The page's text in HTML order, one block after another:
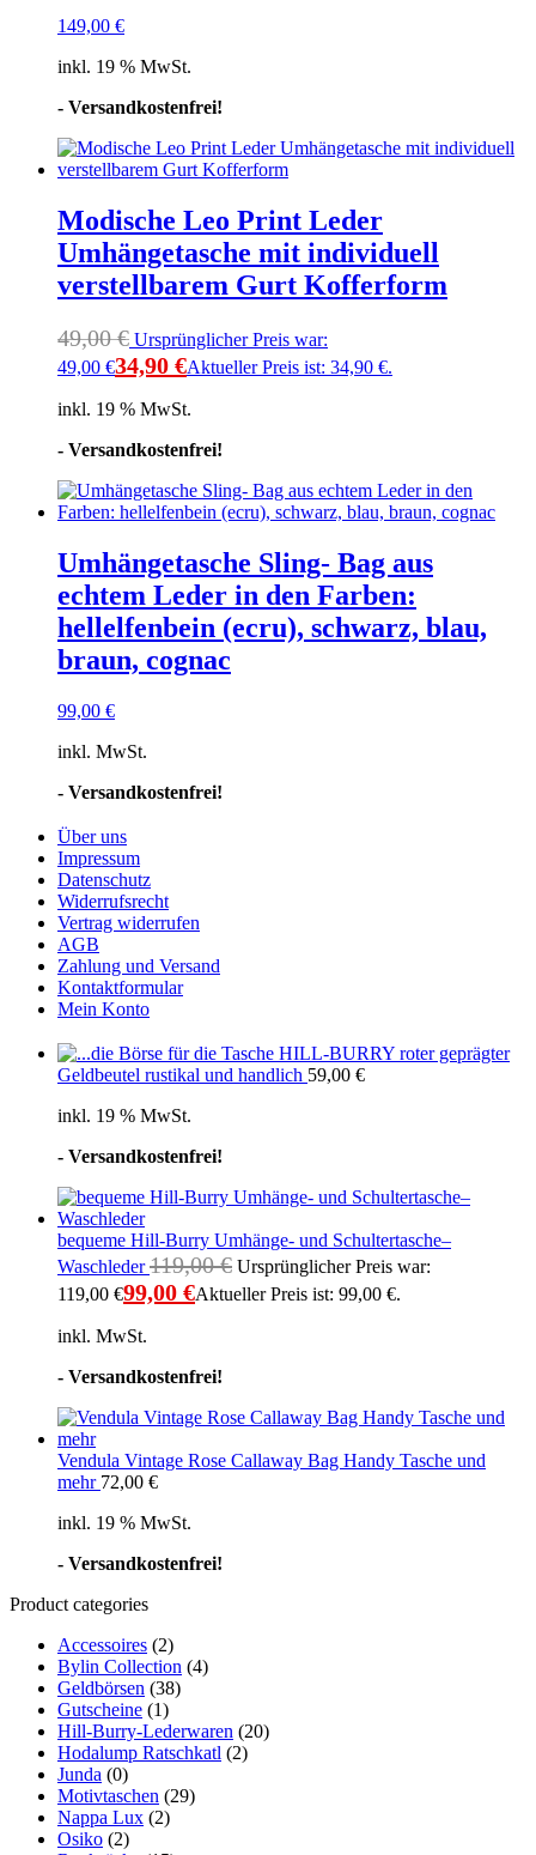
149,00 €
inkl. 19 % MwSt.
- Versandkostenfrei!
Modische Leo Print Leder
Umhängetasche mit individuell
verstellbarem Gurt Kofferform
49,00€ Ursprünglicher Preis war:
49,00 €34,90 €Aktueller Preis ist: 34,90 €.
inkl. 19 % MwSt.
- Versandkostenfrei!
Umhängetasche Sling- Bag aus
echtem Leder in den Farben:
hellelfenbein (ecru), schwarz, blau,
braun, cognac
99,00 €
inkl. MwSt.
- Versandkostenfrei!
Über uns
Impressum
Datenschutz
Widerrufsrecht
Vertrag widerrufen
AGB
Zahlung und Versand
Kontaktformular
Mein Konto
HILL-BURRY roter geprägter
Geldbeutel rustikal und handlich 59,00 €
inkl. 19 % MwSt.
- Versandkostenfrei!
bequeme Hill-Burry Umhänge- und Schultertasche–
Waschleder 119,00€ Ursprünglicher Preis war:
119,00 €99,00 €Aktueller Preis ist: 99,00 €.
inkl. MwSt.
- Versandkostenfrei!
Vendula Vintage Rose Callaway Bag Handy Tasche und
mehr 72,00 €
inkl. 19 % MwSt.
- Versandkostenfrei!
Product categories
Accessoires (2)
Bylin Collection (4)
Geldbörsen (38)
Gutscheine (1)
Hill-Burry-Lederwaren (20)
Hodalump Ratschkatl (2)
Junda (0)
Motivtaschen (29)
Nappa Lux (2)
Osiko (2)